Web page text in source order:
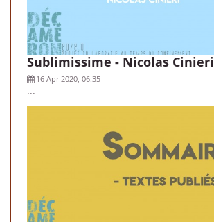
Sublimissime - Nicolas Cinieri
16 Apr 2020, 06:35
...